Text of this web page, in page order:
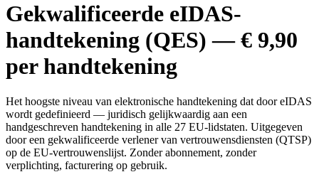
Gekwalificeerde eIDAS-
handtekening (QES) — € 9,90
per handtekening
Het hoogste niveau van elektronische handtekening dat door eIDAS
wordt gedefinieerd — juridisch gelijkwaardig aan een
handgeschreven handtekening in alle 27 EU-lidstaten. Uitgegeven
door een gekwalificeerde verlener van vertrouwensdiensten (QTSP)
op de EU-vertrouwenslijst. Zonder abonnement, zonder
verplichting, facturering op gebruik.